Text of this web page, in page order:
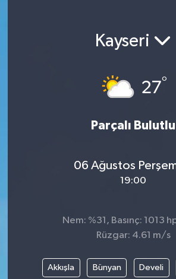
Kayseri
27°
Parçalı Bulutlu
06 Ağustos
19:00
Nem: %31, Basınç: 1013
Rüzgar: 4.61 m/s
Akkışla Bünyan Develi
İlçe Haberleri